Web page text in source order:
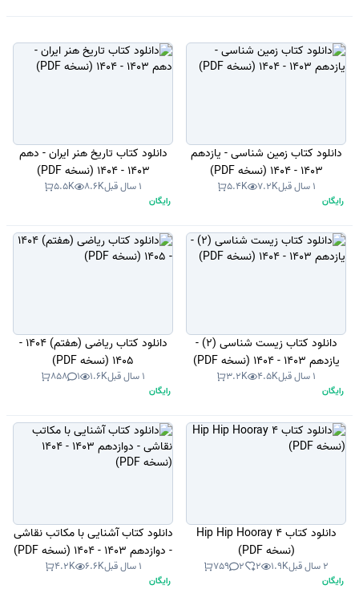
دانلود کتاب زمین شناسی - یازدهم
1403 - 1404 (نسخه PDF)
1 سال قبل 7.2K
5.4K
رایگان
دانلود کتاب تاریخ هنر ایران - دهم
1403 - 1404 (نسخه PDF)
1 سال قبل 8.6K
5.5K
رایگان
دانلود کتاب زیست شناسی (2) -
یازدهم 1403 - 1404 (نسخه PDF)
1 سال قبل 4.5K
3.2K
رایگان
دانلود کتاب ریاضی (هفتم) 1404 -
1405 (نسخه PDF)
1 سال قبل 1.6K
1
858
رایگان
دانلود کتاب Hip Hip Hooray 4
(نسخه PDF)
2 سال قبل 1.9K
2
2
759
رایگان
دانلود کتاب آشنایی با مکاتب نقاشی
- دوازدهم 1403 - 1404 (نسخه PDF)
1 سال قبل 6.6K
4.2K
رایگان